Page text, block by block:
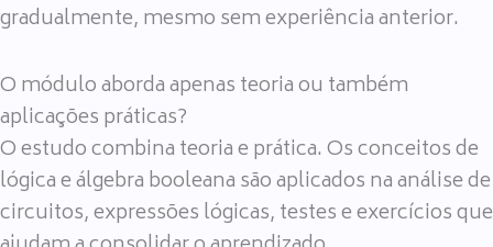
gradualmente, mesmo sem experiência anterior.
O módulo aborda apenas teoria ou também
aplicações práticas?
O estudo combina teoria e prática. Os conceitos de
lógica e álgebra booleana são aplicados na análise de
circuitos, expressões lógicas, testes e exercícios que